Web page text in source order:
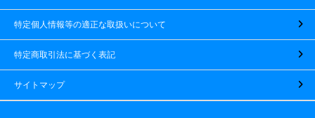
特定個人情報等の適正な取扱いについて
特定商取引法に基づく表記
サイトマップ